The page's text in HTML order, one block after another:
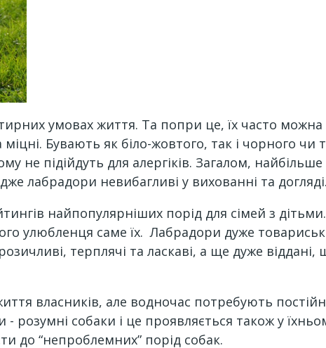
умовах життя. Та попри це, їх часто можна
Бувають як біло-жовтого, так і чорного чи
не підійдуть для алергіків. Загалом,
лабрадори невибагливі у вихованні та догляді.
найпопулярніших порід для сімей з
улюбленця саме їх. Лабрадори дуже
терплячі та ласкаві, а ще дуже
власників, але водночас потребують
собаки і це проявляється також у
до “непроблемних” порід собак.